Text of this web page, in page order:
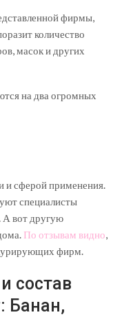
фирмы,
количество
масок и других
на два огромных
и сферой применения.
специалисты
А вот другую
По отзывам видно,
фирм.
состав
Банан,